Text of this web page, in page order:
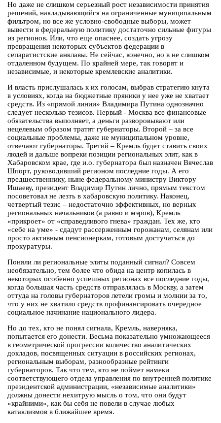
Но даже не слишком серьезный рост независимости принятия
решений, накладывающийся на ограниченные муниципальным
фильтром, но все же условно-свободные выборы, может
вывести в федеральную политику достаточно сильные фигуры
из регионов. Или, что еще опаснее, создать угрозу
превращения некоторых субъектов федерации в
сепаратистские анклавы. Не сейчас, конечно, но в не слишком
отдаленном будущем. По крайней мере, так говорят и
независимые, и некоторые кремлевские аналитики.
И власть прислушалась к их голосам, выбрав стратегию кнута
в условиях, когда на бюджетные пряники у нее уже не хватает
средств. Из «прямой линии» Владимира Путина однозначно
следует несколько тезисов. Первый - Москва все финансовые
обязательства выполняет, а деньги разворовывают или
нецелевым образом тратят губернаторы. Второй – за все
социальные проблемы, даже не муниципальном уровне,
отвечают губернаторы. Третий – Кремль будет ставить своих
людей и дальше вопреки позиции региональных элит, как в
Хабаровском крае, где и.о. губернатора был назначен Вячеслав
Шпорт, руководивший регионом последние годы. А его
предшественнику, ныне федеральному министру Виктору
Ишаеву, президент Владимир Путин лично, прямым текстом
посоветовал не лезть в хабаровскую политику. Наконец,
четвертый тезис – недостаточно эффективных, но верных
региональных начальников (а равно и мэров), Кремль
«прикроет» от «справедливого гнева» граждан. Тех же, кто
«себе на уме» - сдадут рассерженным горожанам, селянам или
просто активным пенсионеркам, готовым достучаться до
прокуратуры.
Поняли ли региональные элиты поданный сигнал? Совсем
необязательно, тем более что обида на центр копилась в
некоторых особенно успешных регионах все последние годы,
когда большая часть средств отправлялась в Москву, а затем
оттуда на головы губернаторов летели громы и молнии за то,
что у них не хватило средств профинансировать очередное
социальное начинание национального лидера.
Но до тех, кто не понял сигнала, Кремль, наверняка,
попытается его донести. Весьма показательно умножающееся
в геометрической прогрессии количество аналитических
докладов, посвященных ситуации в российских регионах,
региональным выборам, разнообразные рейтинги
губернаторов. Так что тем, кто не поймет намеки
соответствующего отдела управления по внутренней политике
президентской администрации, «независимые аналитики»
должны донести нехитрую мысль о том, что они будут
«крайними», как бы себя не повели в случае любых
катаклизмов в ближайшее время.